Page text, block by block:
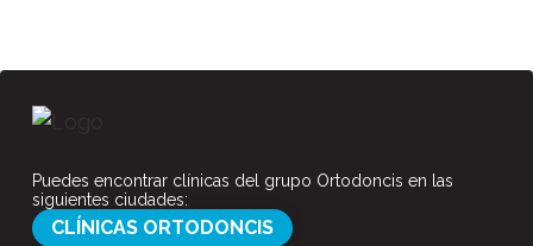
Puedes encontrar clínicas del grupo Ortodoncis en las
siguientes ciudades:
CLÍNICAS ORTODONCIS